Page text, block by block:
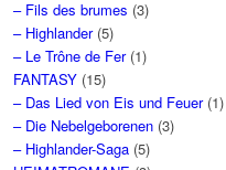
– Fils des brumes (3)
– Highlander(5)
– Le Trône de Fer(1)
FANTASY (15)
– Das Lied von Eis und Feuer(1)
– Die Nebelgeborenen (3)
– Highlander-Saga (5)